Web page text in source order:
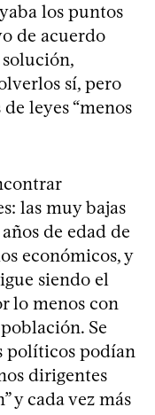
los puntos
de acuerdo
sí, pero
leyes “menos
las muy bajas
de edad de
económicos, y
siendo el
lo menos con
Se
políticos podían
dirigentes
y cada vez más